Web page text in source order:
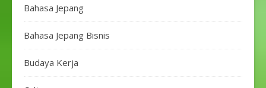
Bahasa Jepang
Bahasa Jepang Bisnis
Budaya Kerja